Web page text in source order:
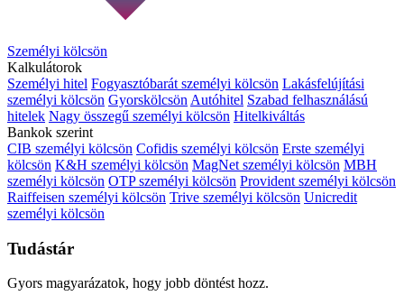
Személyi kölcsön
Kalkulátorok
Személyi hitel Fogyasztóbarát személyi kölcsön Lakásfelújítási
személyi kölcsön Gyorskölcsön Autóhitel Szabad felhasználású
hitelek Nagy összegű személyi kölcsön Hitelkiváltás
Bankok szerint
CIB személyi kölcsön Cofidis személyi kölcsön Erste személyi
kölcsön K&H személyi kölcsön MagNet személyi kölcsön MBH
személyi kölcsön OTP személyi kölcsön Provident személyi kölcsön
Raiffeisen személyi kölcsön Trive személyi kölcsön Unicredit
személyi kölcsön
Tudástár
Gyors magyarázatok, hogy jobb döntést hozz.